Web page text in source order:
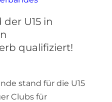
U15 in
qualifiziert!
stand für die U15
Clubs für